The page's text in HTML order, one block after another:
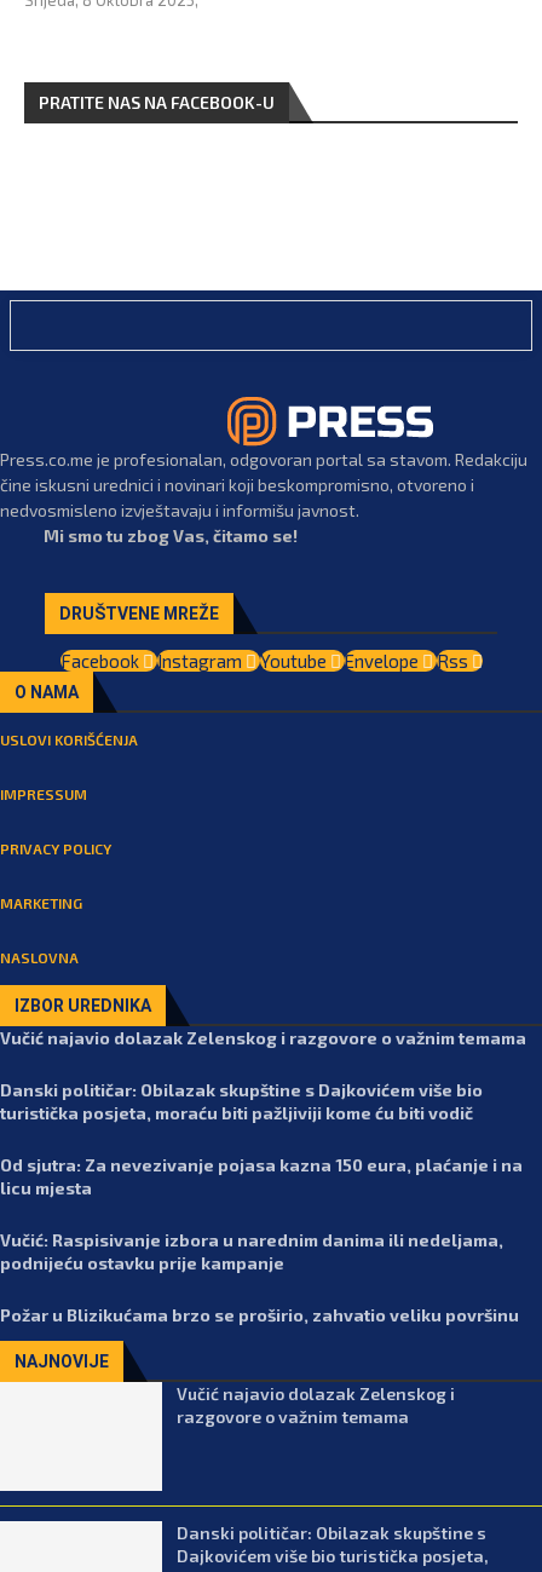
PRATITE NAS NA FACEBOOK-U
Press.co.me je profesionalan, odgovoran portal sa stavom. Redakciju
čine iskusni urednici i novinari koji beskompromisno, otvoreno i
nedvosmisleno izvještavaju i informišu javnost.
Mi smo tu zbog Vas, čitamo se!
DRUŠTVENE MREŽE
Facebook Instagram Youtube Envelope Rss
O NAMA
USLOVI KORIŠĆENJA
IMPRESSUM
PRIVACY POLICY
MARKETING
NASLOVNA
IZBOR UREDNIKA
Vučić najavio dolazak Zelenskog i razgovore o važnim temama
Danski političar: Obilazak skupštine s Dajkovićem više bio
turistička posjeta, moraću biti pažljiviji kome ću biti vodič
Od sjutra: Za nevezivanje pojasa kazna 150 eura, plaćanje i na
licu mjesta
Vučić: Raspisivanje izbora u narednim danima ili nedeljama,
podnijeću ostavku prije kampanje
Požar u Blizikućama brzo se proširio, zahvatio veliku površinu
NAJNOVIJE
Vučić najavio dolazak Zelenskog i
razgovore o važnim temama
Danski političar: Obilazak skupštine s
Dajkovićem više bio turistička posjeta,